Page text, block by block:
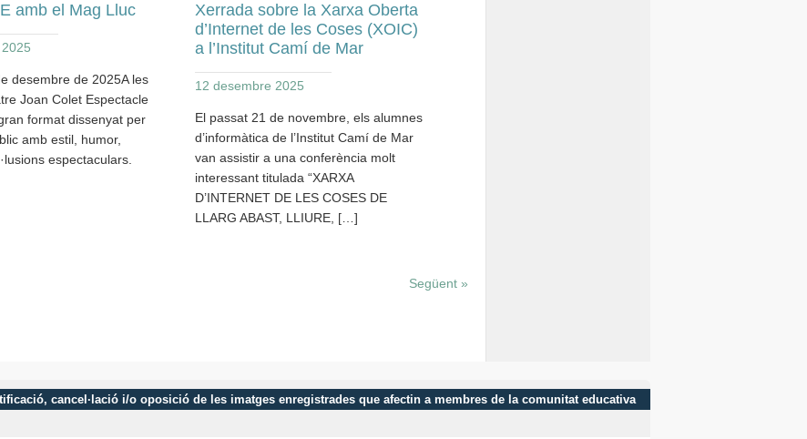
amb el Mag Lluc
desembre de 2025A les
Joan Colet Espectacle
format dissenyat per
amb estil, humor,
espectaculars.
Xerrada sobre la Xarxa Oberta
d’Internet de les Coses (XOIC)
a l’Institut Camí de Mar
12 desembre 2025
El passat 21 de novembre, els alumnes
d’informàtica de l’Institut Camí de Mar
van assistir a una conferència molt
interessant titulada “XARXA
D’INTERNET DE LES COSES DE
LLARG ABAST, LLIURE, […]
Següent »
cancel·lació i/o oposició de les imatges enregistrades que afectin a membres de la comunitat educativa